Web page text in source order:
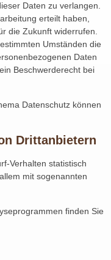
Daten zu verlangen.
erteilt haben,
die Zukunft widerrufen.
Umständen die
Daten
Beschwerderecht bei
Datenschutz können
Dritt­anbietern
Verhalten statistisch
mit sogenannten
finden Sie